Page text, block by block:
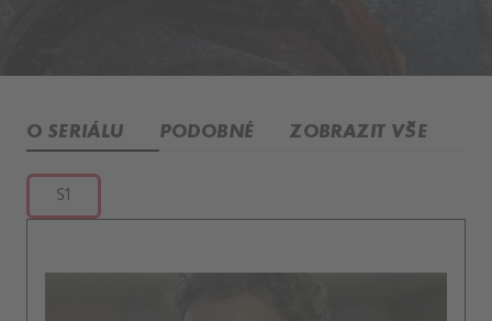
O SERIÁLU PODOBNÉ ZOBRAZIT VŠE
S1